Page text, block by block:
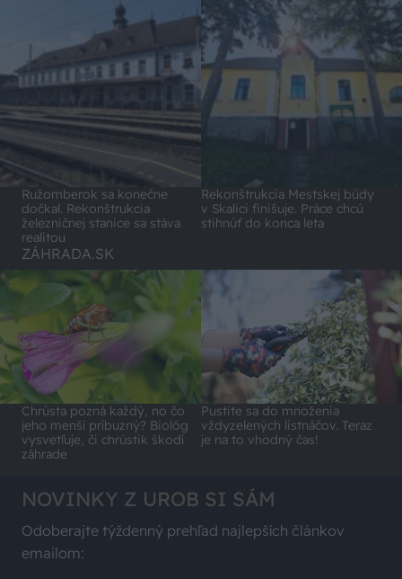
Ružomberok sa konečne
dočkal. Rekonštrukcia
železničnej stanice sa stáva
realitou
Rekonštrukcia Mestskej búdy
v Skalici finišuje. Práce chcú
stihnúť do konca leta
ZÁHRADA.SK
Chrústa pozná každý, no čo
jeho menší príbuzný? Biológ
vysvetľuje, či chrústik škodí
záhrade
Pustite sa do množenia
vždyzelených listnáčov. Teraz
je na to vhodný čas!
NOVINKY Z UROB SI SÁM
Odoberajte týždenný prehľad najlepších článkov
emailom: